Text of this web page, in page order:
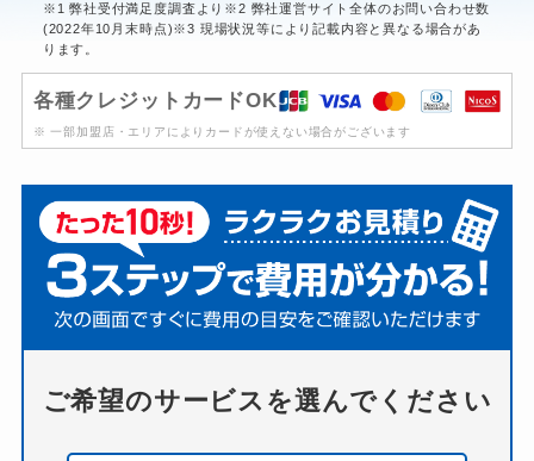
※1 弊社受付満足度調査より※2 弊社運営サイト全体のお問い合わせ数
(2022年10月末時点)※3 現場状況等により記載内容と異なる場合があ
ります。
各種クレジットカードOK
※ 一部加盟店・エリアによりカードが使えない場合がございます
ご希望のサービスを選んでください